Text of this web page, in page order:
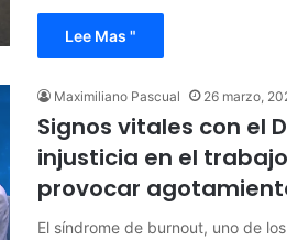
Lee Mas "
Maximiliano Pascual 26 marzo,
Signos vitales con el
injusticia en el
provocar
El síndrome de burnout, uno de